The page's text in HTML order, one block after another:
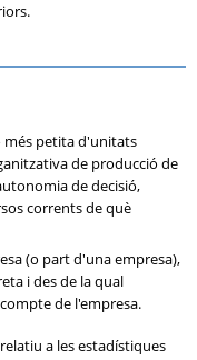
més petita d'unitats
de producció de
de decisió,
corrents de què
(o part d'una empresa),
i des de la qual
de l'empresa.
relatiu a les estadístiques